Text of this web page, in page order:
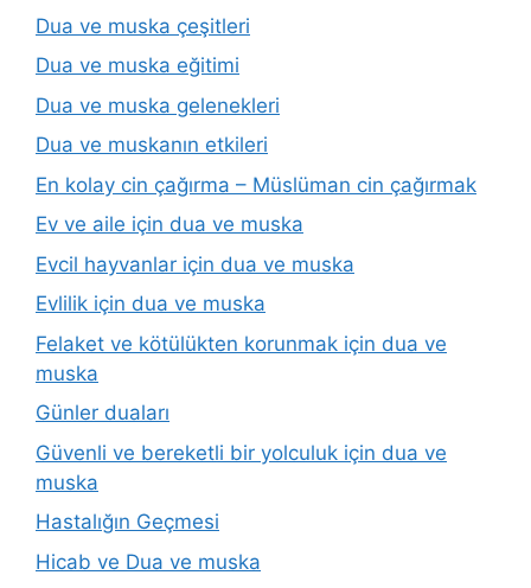
Dua ve muska çeşitleri
Dua ve muska eğitimi
Dua ve muska gelenekleri
Dua ve muskanın etkileri
En kolay cin çağırma – Müslüman cin çağırmak
Ev ve aile için dua ve muska
Evcil hayvanlar için dua ve muska
Evlilik için dua ve muska
Felaket ve kötülükten korunmak için dua ve
muska
Günler duaları
Güvenli ve bereketli bir yolculuk için dua ve
muska
Hastalığın Geçmesi
Hicab ve Dua ve muska